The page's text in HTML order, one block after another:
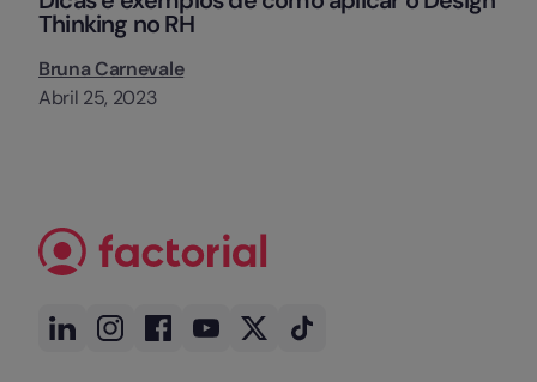
Thinking no RH
Bruna Carnevale
Abril 25, 2023